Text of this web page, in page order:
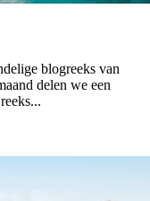
blogreeks van
delen we een